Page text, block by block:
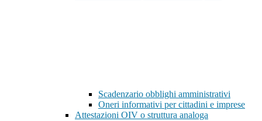
Scadenzario obblighi amministrativi
Oneri informativi per cittadini e imprese
Attestazioni OIV o struttura analoga